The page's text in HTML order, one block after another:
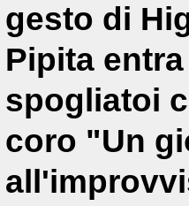
gesto di
Pipita
spogliatoi
coro "Un